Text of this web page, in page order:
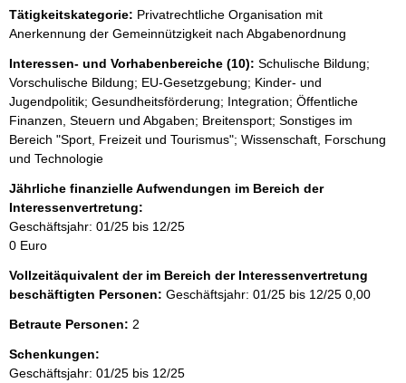
Tätigkeitskategorie: Privatrechtliche Organisation mit
Anerkennung der Gemeinnützigkeit nach Abgabenordnung
Interessen- und Vorhabenbereiche (10): Schulische Bildung;
Vorschulische Bildung; EU-Gesetzgebung; Kinder- und
Jugendpolitik; Gesundheitsförderung; Integration; Öffentliche
Finanzen, Steuern und Abgaben; Breitensport; Sonstiges im
Bereich "Sport, Freizeit und Tourismus"; Wissenschaft, Forschung
und Technologie
Jährliche finanzielle Aufwendungen im Bereich der
Interessenvertretung:
Geschäftsjahr: 01/25 bis 12/25
0 Euro
Vollzeitäquivalent der im Bereich der Interessenvertretung
beschäftigten Personen: Geschäftsjahr: 01/25 bis 12/25 0,00
Betraute Personen: 2
Schenkungen:
Geschäftsjahr: 01/25 bis 12/25